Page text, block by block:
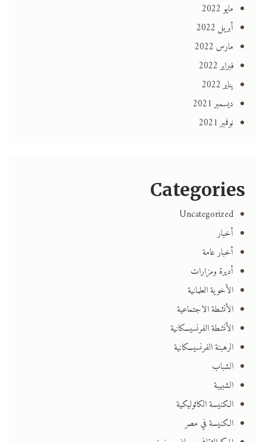
مايو 2022
أبريل 2022
مارس 2022
فبراير 2022
يناير 2022
ديسمبر 2021
نوفمبر 2021
Categories
Uncategorized
أخبار
أخبار عامة
أديرة ومزارات
الأخوية العلمانية
الأنشطة الاجتماعية
الأنشطة الفرنسيسكانية
الرهبنة الفرنسيسكانية
الشباب
الشبيبة
الكنيسة الكاثوليكية
الكنيسة في مصر